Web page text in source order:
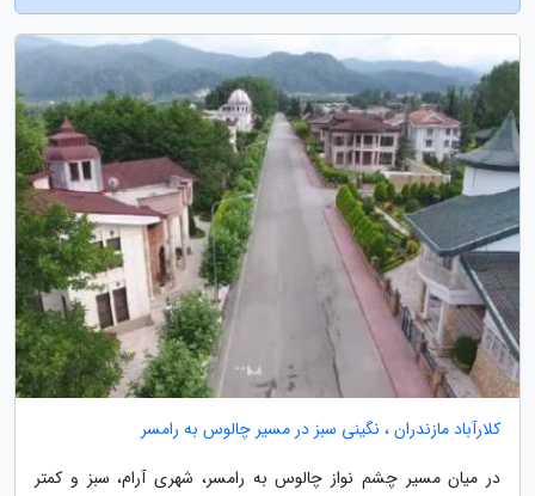
کلارآباد مازندران ، نگینی سبز در مسیر چالوس به رامسر
در میان مسیر چشم نواز چالوس به رامسر، شهری آرام، سبز و کمتر